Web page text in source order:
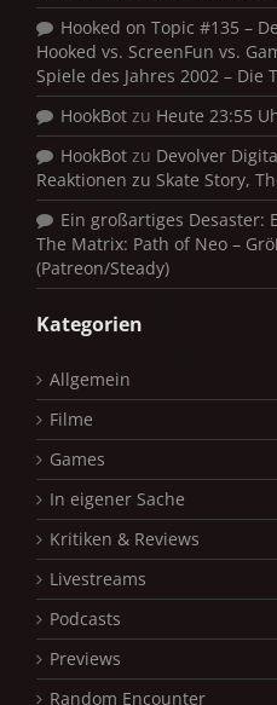
Hooked on Topic #135 –
Hooked vs. ScreenFun vs.
Spiele des Jahres 2002 – Die
HookBot zu Heute 23:55
HookBot zu Devolver
Reaktionen zu Skate Story,
Ein großartiges Desaster:
The Matrix: Path of Neo –
(Patreon/Steady)
Kategorien
Allgemein
Filme
Games
In eigener Sache
Kritiken & Reviews
Livestreams
Podcasts
Previews
Random Encounter